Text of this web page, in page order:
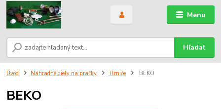
Menu
Hľadať
Úvod Náhradné diely na práčky Tlmiče BEKO
BEKO